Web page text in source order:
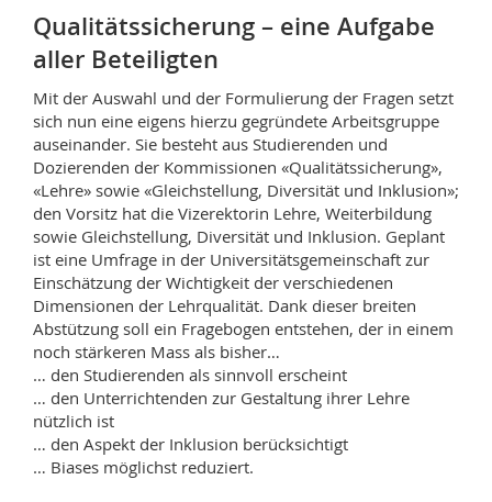
Qualitätssicherung – eine Aufgabe
aller Beteiligten
Mit der Auswahl und der Formulierung der Fragen setzt
sich nun eine eigens hierzu gegründete Arbeitsgruppe
auseinander. Sie besteht aus Studierenden und
Dozierenden der Kommissionen «Qualitätssicherung»,
«Lehre» sowie «Gleichstellung, Diversität und Inklusion»;
den Vorsitz hat die Vize­rektorin Lehre, Weiterbildung
sowie Gleichstellung, Diversität und Inklusion. Geplant
ist eine Umfrage in der Universitätsgem­ein­schaft zur
Einschätzung der Wichtigkeit der verschiedenen
Dimensionen der Lehrqualität. Dank dieser breiten
Abstützung soll ein Fragebogen entstehen, der in einem
noch stärkeren Mass als bisher…
… den Studierenden als sinnvoll erscheint
… den Unterrichtenden zur Gestaltung ihrer Lehre
nützlich ist
… den Aspekt der Inklusion berücksichtigt
… Biases möglichst reduziert.